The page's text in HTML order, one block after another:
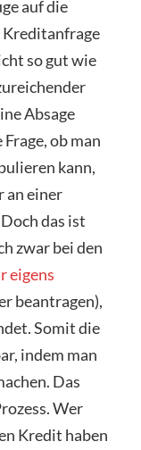
auf die
so gut wie
Absage
ob man
kann,
an einer
das ist
zwar bei den
eigens
beantragen),
Somit die
indem man
Das
Wer
Kredit haben